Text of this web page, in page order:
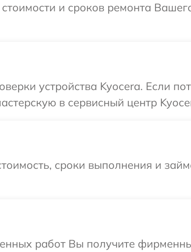
и сроков ремонта
устройства Kyocera. Если
в сервисный центр
сроки выполнения и
работ Вы получите